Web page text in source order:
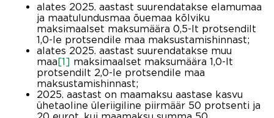
alates 2025. aastast suurendatakse elamumaa
ja maatulundusmaa õuemaa kõlviku
maksimaalset maksumäära 0,5-lt protsendilt
1,0-le protsendile maa maksustamishinnast;
alates 2025. aastast suurendatakse muu
maa[1] maksimaalset maksumäära 1,0-lt
protsendilt 2,0-le protsendile maa
maksustamishinnast;
2025. aastast on maamaksu aastase kasvu
ühetaoline üleriigiline piirmäär 50 protsenti ja